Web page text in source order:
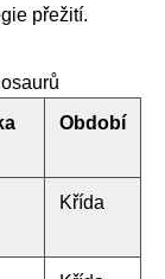
přežití.
Období
Křída